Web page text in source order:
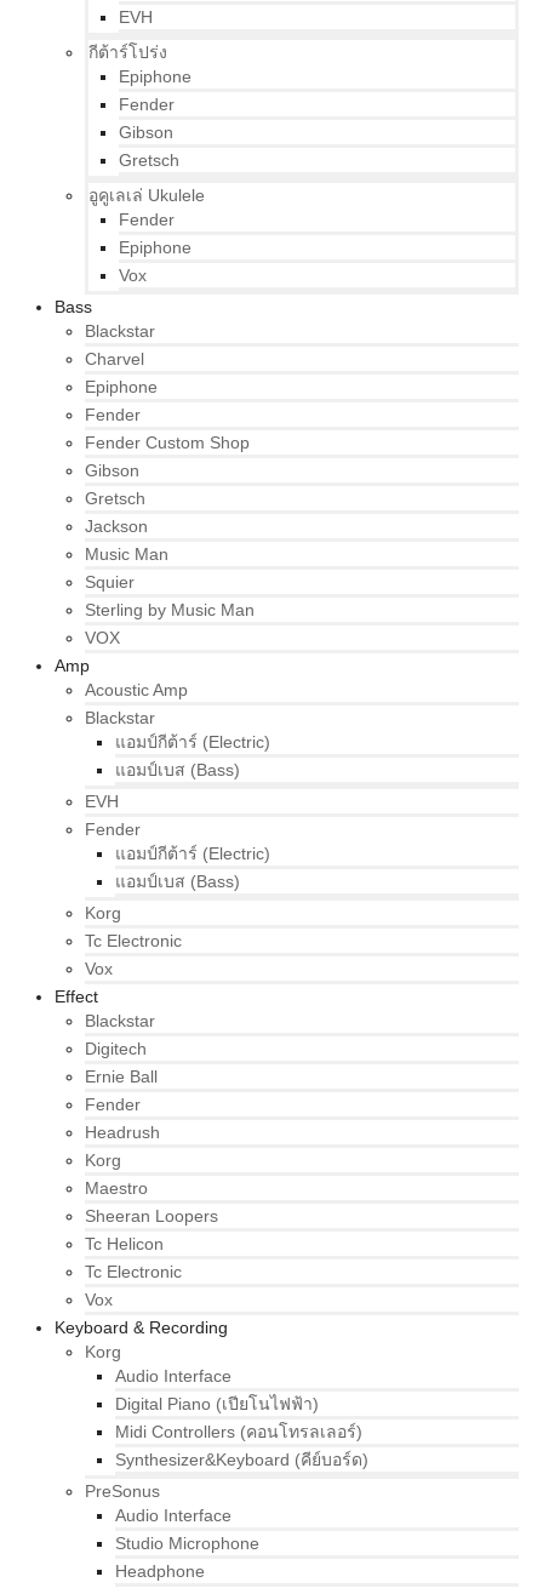
EVH
กีต้าร์โปร่ง
Epiphone
Fender
Gibson
Gretsch
อูคูเลเล่ Ukulele
Fender
Epiphone
Vox
Bass
Blackstar
Charvel
Epiphone
Fender
Fender Custom Shop
Gibson
Gretsch
Jackson
Music Man
Squier
Sterling by Music Man
VOX
Amp
Acoustic Amp
Blackstar
แอมป์กีต้าร์ (Electric)
แอมป์เบส (Bass)
EVH
Fender
แอมป์กีต้าร์ (Electric)
แอมป์เบส (Bass)
Korg
Tc Electronic
Vox
Effect
Blackstar
Digitech
Ernie Ball
Fender
Headrush
Korg
Maestro
Sheeran Loopers
Tc Helicon
Tc Electronic
Vox
Keyboard & Recording
Korg
Audio Interface
Digital Piano (เปียโนไฟฟ้า)
Midi Controllers (คอนโทรลเลอร์)
Synthesizer&Keyboard (คีย์บอร์ด)
PreSonus
Audio Interface
Studio Microphone
Headphone